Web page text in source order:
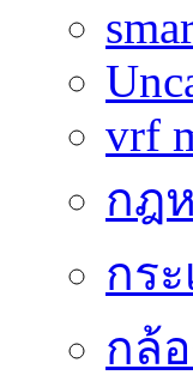
vrf
กฎ
กร
กล้